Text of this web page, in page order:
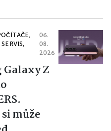
06.
08.
2026
Galaxy Z
může